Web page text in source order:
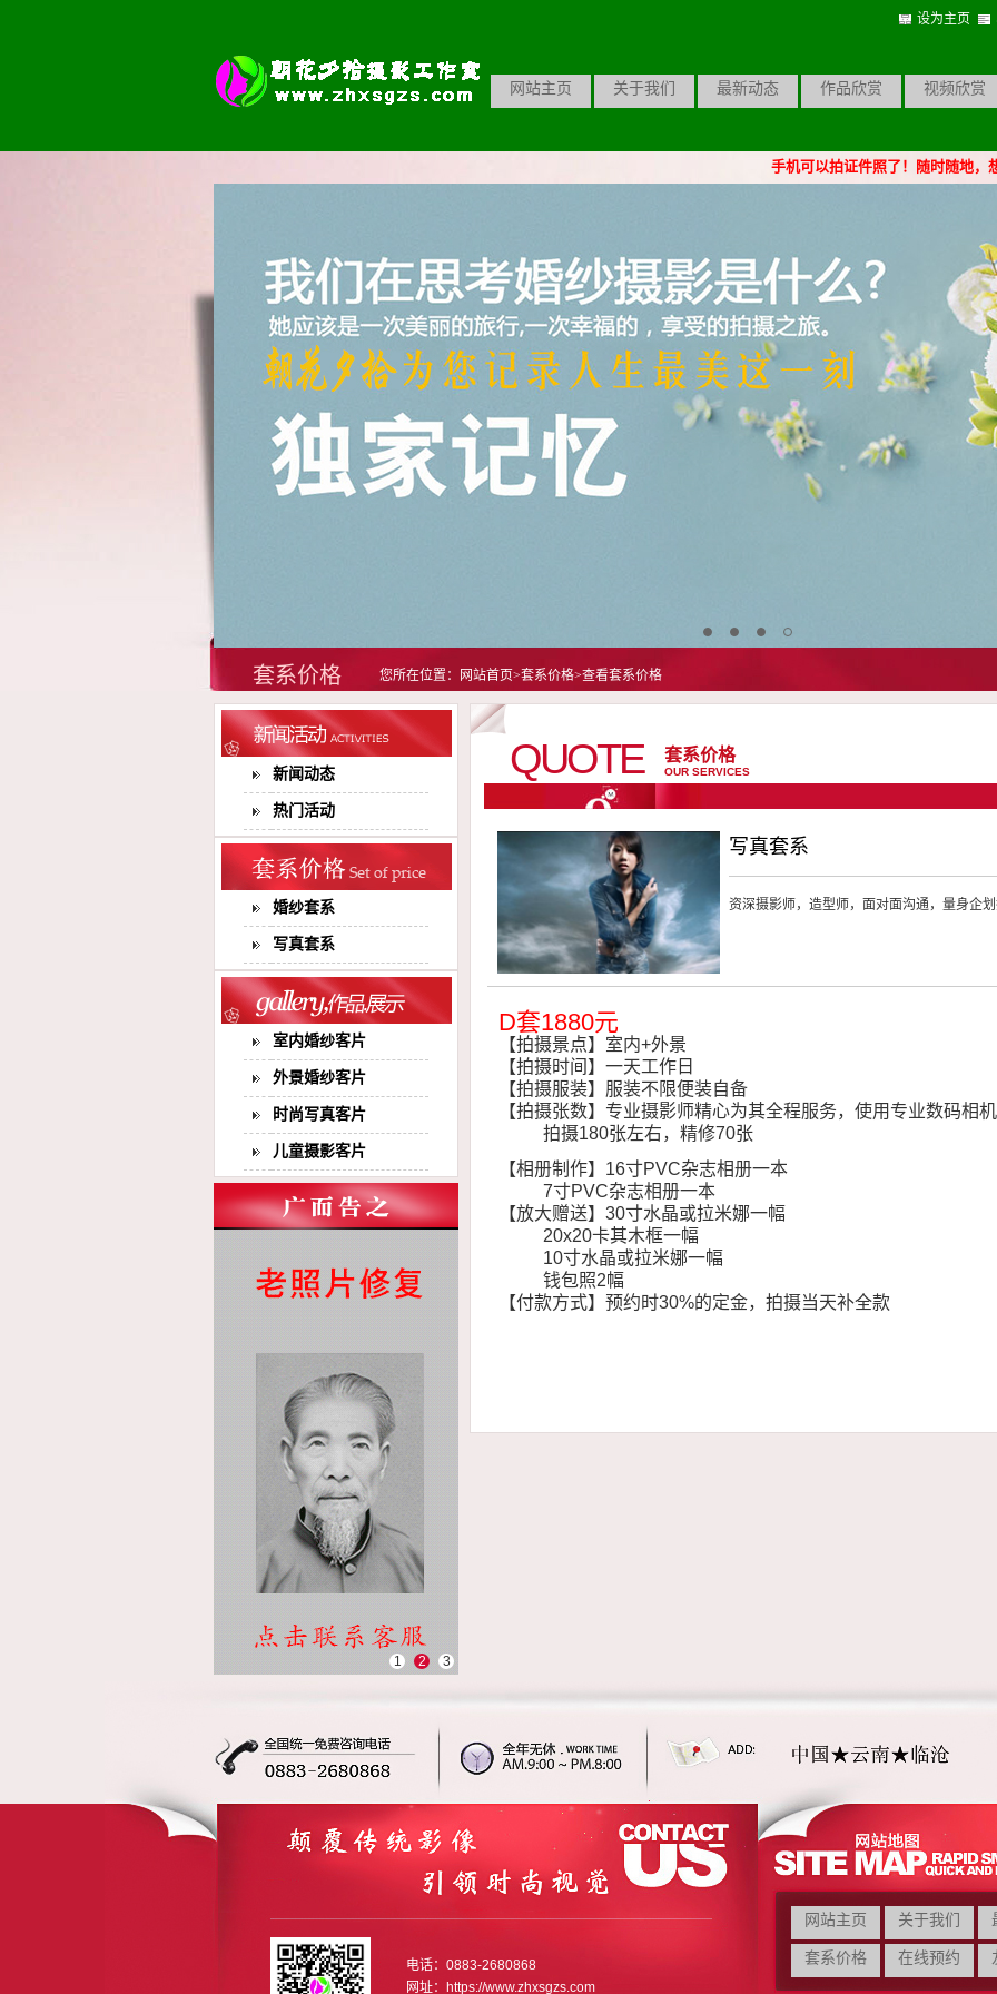
设为主页
网站主页 关于我们 最新动态 作品欣赏 视频欣赏
手机可以拍证件照了！随时随地，想
套系价格 您所在位置：网站首页>套系价格>查看套系价格
新闻动态
热门活动
婚纱套系
写真套系
室内婚纱客片
外景婚纱客片
时尚写真客片
儿童摄影客片
1 2 3
QUOTE 套系价格
OUR SERVICES
写真套系
资深摄影师，造型师，面对面沟通，量身企
D套1880元
【拍摄景点】室内+外景
【拍摄时间】一天工作日
【拍摄服装】服装不限便装自备
【拍摄张数】专业摄影师精心为其全程服务，使用专业数码相
拍摄180张左右，精修70张
【相册制作】16寸PVC杂志相册一本
7寸PVC杂志相册一本
【放大赠送】30寸水晶或拉米娜一幅
20x20卡其木框一幅
10寸水晶或拉米娜一幅
钱包照2幅
【付款方式】预约时30%的定金，拍摄当天补全款
电话：0883-2680868
网址：https://www.zhxsgzs.com
网站主页 关于我们
套系价格 在线预约